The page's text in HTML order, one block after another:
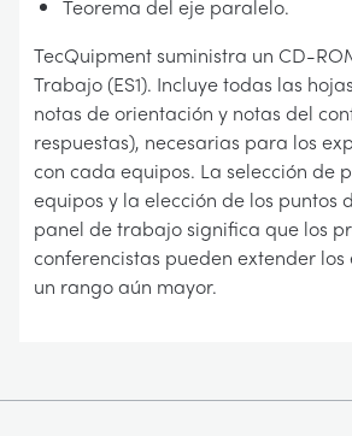
Teorema del eje paralelo.
TecQuipment suministra un CD-
Trabajo (ES1). Incluye todas las
notas de orientación y notas del
respuestas), necesarias para los
con cada equipos. La selección de
equipos y la elección de los puntos
panel de trabajo significa que los
conferencistas pueden extender
un rango aún mayor.